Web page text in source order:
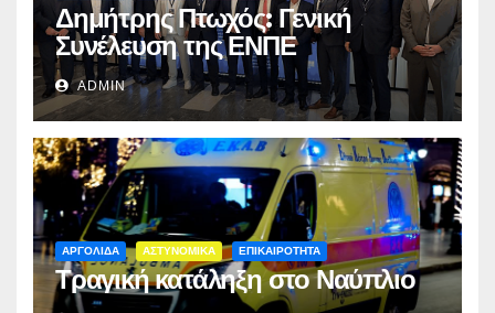
Δημήτρης Πτωχός: Γενική
Συνέλευση της ΕΝΠΕ
ADMIN
ΑΡΓΟΛΙΔΑ ΑΣΤΥΝΟΜΙΚΑ ΕΠΙΚΑΙΡΟΤΗΤΑ
Τραγική κατάληξη στο Ναύπλιο